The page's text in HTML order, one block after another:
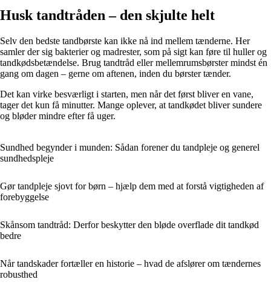
Husk tandtråden – den skjulte helt
Selv den bedste tandbørste kan ikke nå ind mellem tænderne. Her
samler der sig bakterier og madrester, som på sigt kan føre til huller og
tandkødsbetændelse. Brug tandtråd eller mellemrumsbørster mindst én
gang om dagen – gerne om aftenen, inden du børster tænder.
Det kan virke besværligt i starten, men når det først bliver en vane,
tager det kun få minutter. Mange oplever, at tandkødet bliver sundere
og bløder mindre efter få uger.
Sundhed begynder i munden: Sådan forener du tandpleje og generel
sundhedspleje
Gør tandpleje sjovt for børn – hjælp dem med at forstå vigtigheden af
forebyggelse
Skånsom tandtråd: Derfor beskytter den bløde overflade dit tandkød
bedre
Når tandskader fortæller en historie – hvad de afslører om tændernes
robusthed